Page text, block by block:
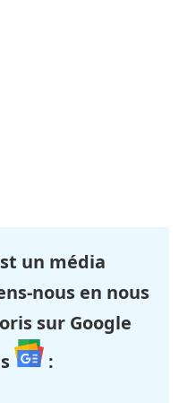
un média
nous en nous
sur Google
: